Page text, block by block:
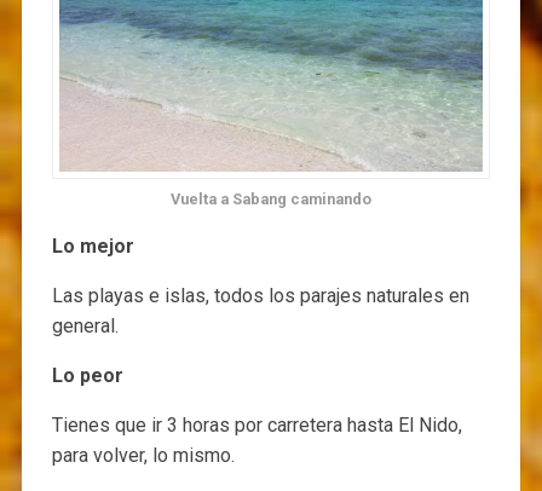
Vuelta a Sabang caminando
Lo mejor
Las playas e islas, todos los parajes naturales en
general.
Lo peor
Tienes que ir 3 horas por carretera hasta El Nido,
para volver, lo mismo.